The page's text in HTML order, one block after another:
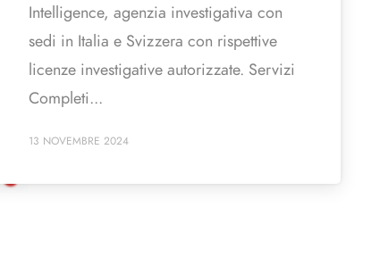
Intelligence, agenzia investigativa con
sedi in Italia e Svizzera con rispettive
licenze investigative autorizzate. Servizi
Completi...
13 NOVEMBRE 2024